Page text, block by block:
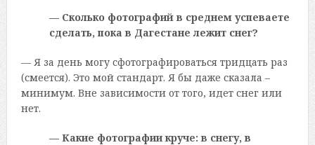
— Сколько фотографий в среднем успеваете
сделать, пока в Дагестане лежит снег?
— Я за день могу сфотографироваться тридцать раз
(смеется). Это мой стандарт. Я бы даже сказала –
минимум. Вне зависимости от того, идет снег или
нет.
— Какие фотографии круче: в снегу, в